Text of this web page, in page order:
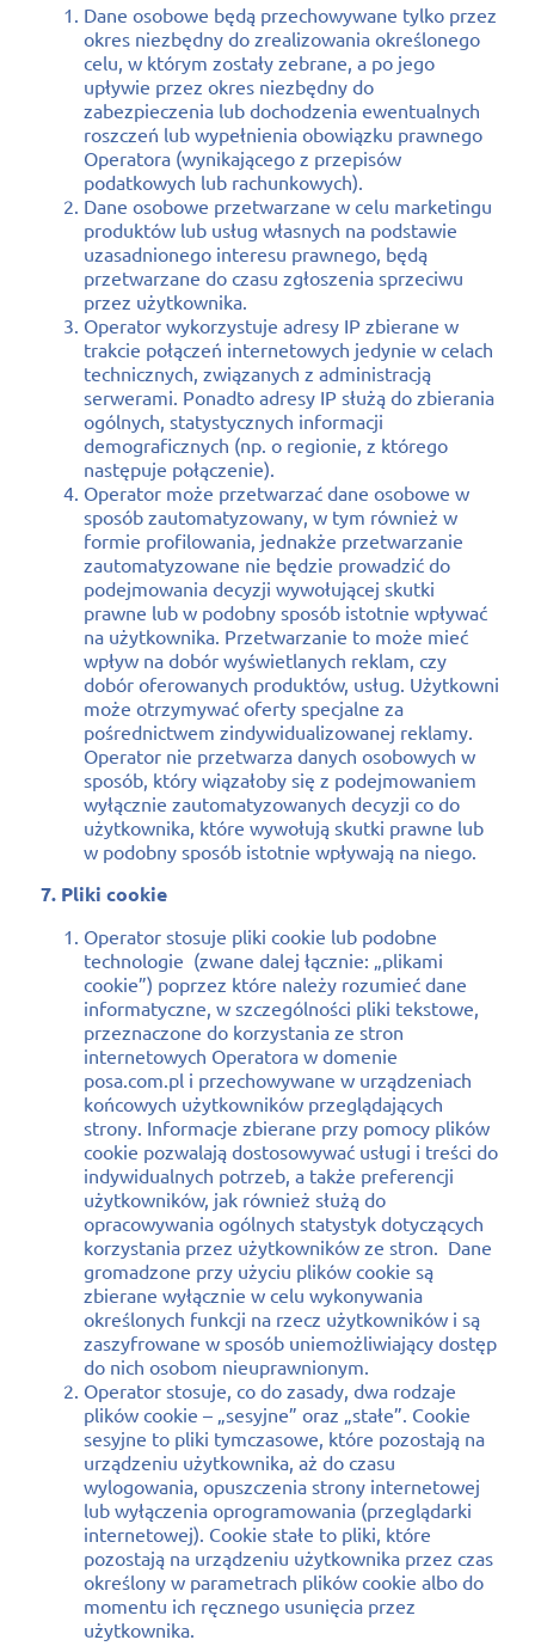
Dane osobowe będą przechowywane tylko przez
okres niezbędny do zrealizowania określonego
celu, w którym zostały zebrane, a po jego
upływie przez okres niezbędny do
zabezpieczenia lub dochodzenia ewentualnych
roszczeń lub wypełnienia obowiązku prawnego
Operatora (wynikającego z przepisów
podatkowych lub rachunkowych).
Dane osobowe przetwarzane w celu marketingu
produktów lub usług własnych na podstawie
uzasadnionego interesu prawnego, będą
przetwarzane do czasu zgłoszenia sprzeciwu
przez użytkownika.
Operator wykorzystuje adresy IP zbierane w
trakcie połączeń internetowych jedynie w celach
technicznych, związanych z administracją
serwerami. Ponadto adresy IP służą do zbierania
ogólnych, statystycznych informacji
demograficznych (np. o regionie, z którego
następuje połączenie).
Operator może przetwarzać dane osobowe w
sposób zautomatyzowany, w tym również w
formie profilowania, jednakże przetwarzanie
zautomatyzowane nie będzie prowadzić do
podejmowania decyzji wywołującej skutki
prawne lub w podobny sposób istotnie wpływać
na użytkownika. Przetwarzanie to może mieć
wpływ na dobór wyświetlanych reklam, czy
dobór oferowanych produktów, usług. Użytkowni
może otrzymywać oferty specjalne za
pośrednictwem zindywidualizowanej reklamy.
Operator nie przetwarza danych osobowych w
sposób, który wiązałoby się z podejmowaniem
wyłącznie zautomatyzowanych decyzji co do
użytkownika, które wywołują skutki prawne lub
w podobny sposób istotnie wpływają na niego.
7. Pliki cookie
Operator stosuje pliki cookie lub podobne
technologie (zwane dalej łącznie: „plikami
cookie”) poprzez które należy rozumieć dane
informatyczne, w szczególności pliki tekstowe,
przeznaczone do korzystania ze stron
internetowych Operatora w domenie
posa.com.pl i przechowywane w urządzeniach
końcowych użytkowników przeglądających
strony. Informacje zbierane przy pomocy plików
cookie pozwalają dostosowywać usługi i treści do
indywidualnych potrzeb, a także preferencji
użytkowników, jak również służą do
opracowywania ogólnych statystyk dotyczących
korzystania przez użytkowników ze stron. Dane
gromadzone przy użyciu plików cookie są
zbierane wyłącznie w celu wykonywania
określonych funkcji na rzecz użytkowników i są
zaszyfrowane w sposób uniemożliwiający dostęp
do nich osobom nieuprawnionym.
Operator stosuje, co do zasady, dwa rodzaje
plików cookie – „sesyjne” oraz „stałe”. Cookie
sesyjne to pliki tymczasowe, które pozostają na
urządzeniu użytkownika, aż do czasu
wylogowania, opuszczenia strony internetowej
lub wyłączenia oprogramowania (przeglądarki
internetowej). Cookie stałe to pliki, które
pozostają na urządzeniu użytkownika przez czas
określony w parametrach plików cookie albo do
momentu ich ręcznego usunięcia przez
użytkownika.